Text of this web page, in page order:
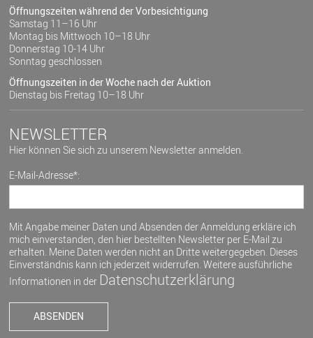
Öffnungszeiten während der Vorbesichtigung
Samstag 11–16 Uhr
Montag bis Mittwoch 10–18 Uhr
Donnerstag 10-14 Uhr
Sonntag geschlossen
Öffnungszeiten in der Woche nach der Auktion
Dienstag bis Freitag 10–18 Uhr
NEWSLETTER
Hier können Sie sich zu unserem Newsletter anmelden.
E-Mail-Adresse*:
Mit Angabe meiner Daten und Absenden der Anmeldung erkläre ich
mich einverstanden, den hier bestellten Newsletter per E-Mail zu
erhalten. Meine Daten werden nicht an Dritte weitergegeben. Dieses
Einverständnis kann ich jederzeit widerrufen. Weitere ausführliche
Informationen in der Datenschutzerklärung